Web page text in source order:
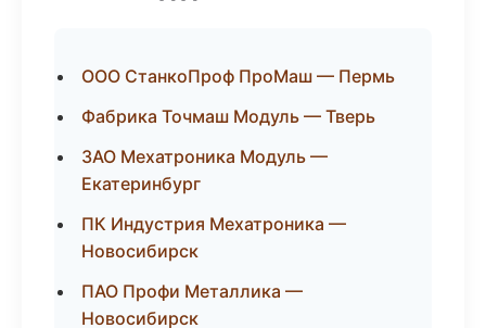
ООО СтанкоПроф ПроМаш — Пермь
Фабрика Точмаш Модуль — Тверь
ЗАО Мехатроника Модуль —
Екатеринбург
ПК Индустрия Мехатроника —
Новосибирск
ПАО Профи Металлика —
Новосибирск